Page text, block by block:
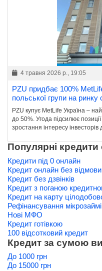
4 травня 2026 р., 19:05
PZU придбає 100%
польської групи на
PZU купує MetLife Україна –
до 50%. Угода підсилює
зростання інтересу інвесторів
Популярні кредити
Кредити під 0 онлайн
Кредит онлайн без відмови
Кредит без дзвінків
Кредит з поганою
Кредит на карту
Рефінансування
Нові МФО
Кредит готівкою
100 відсотковий кредит
Кредит за сумою
До 1000 грн
До 15000 грн